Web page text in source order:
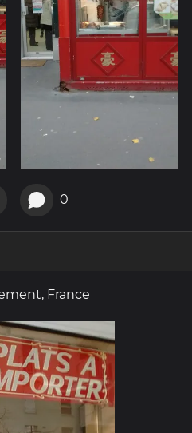
0
France